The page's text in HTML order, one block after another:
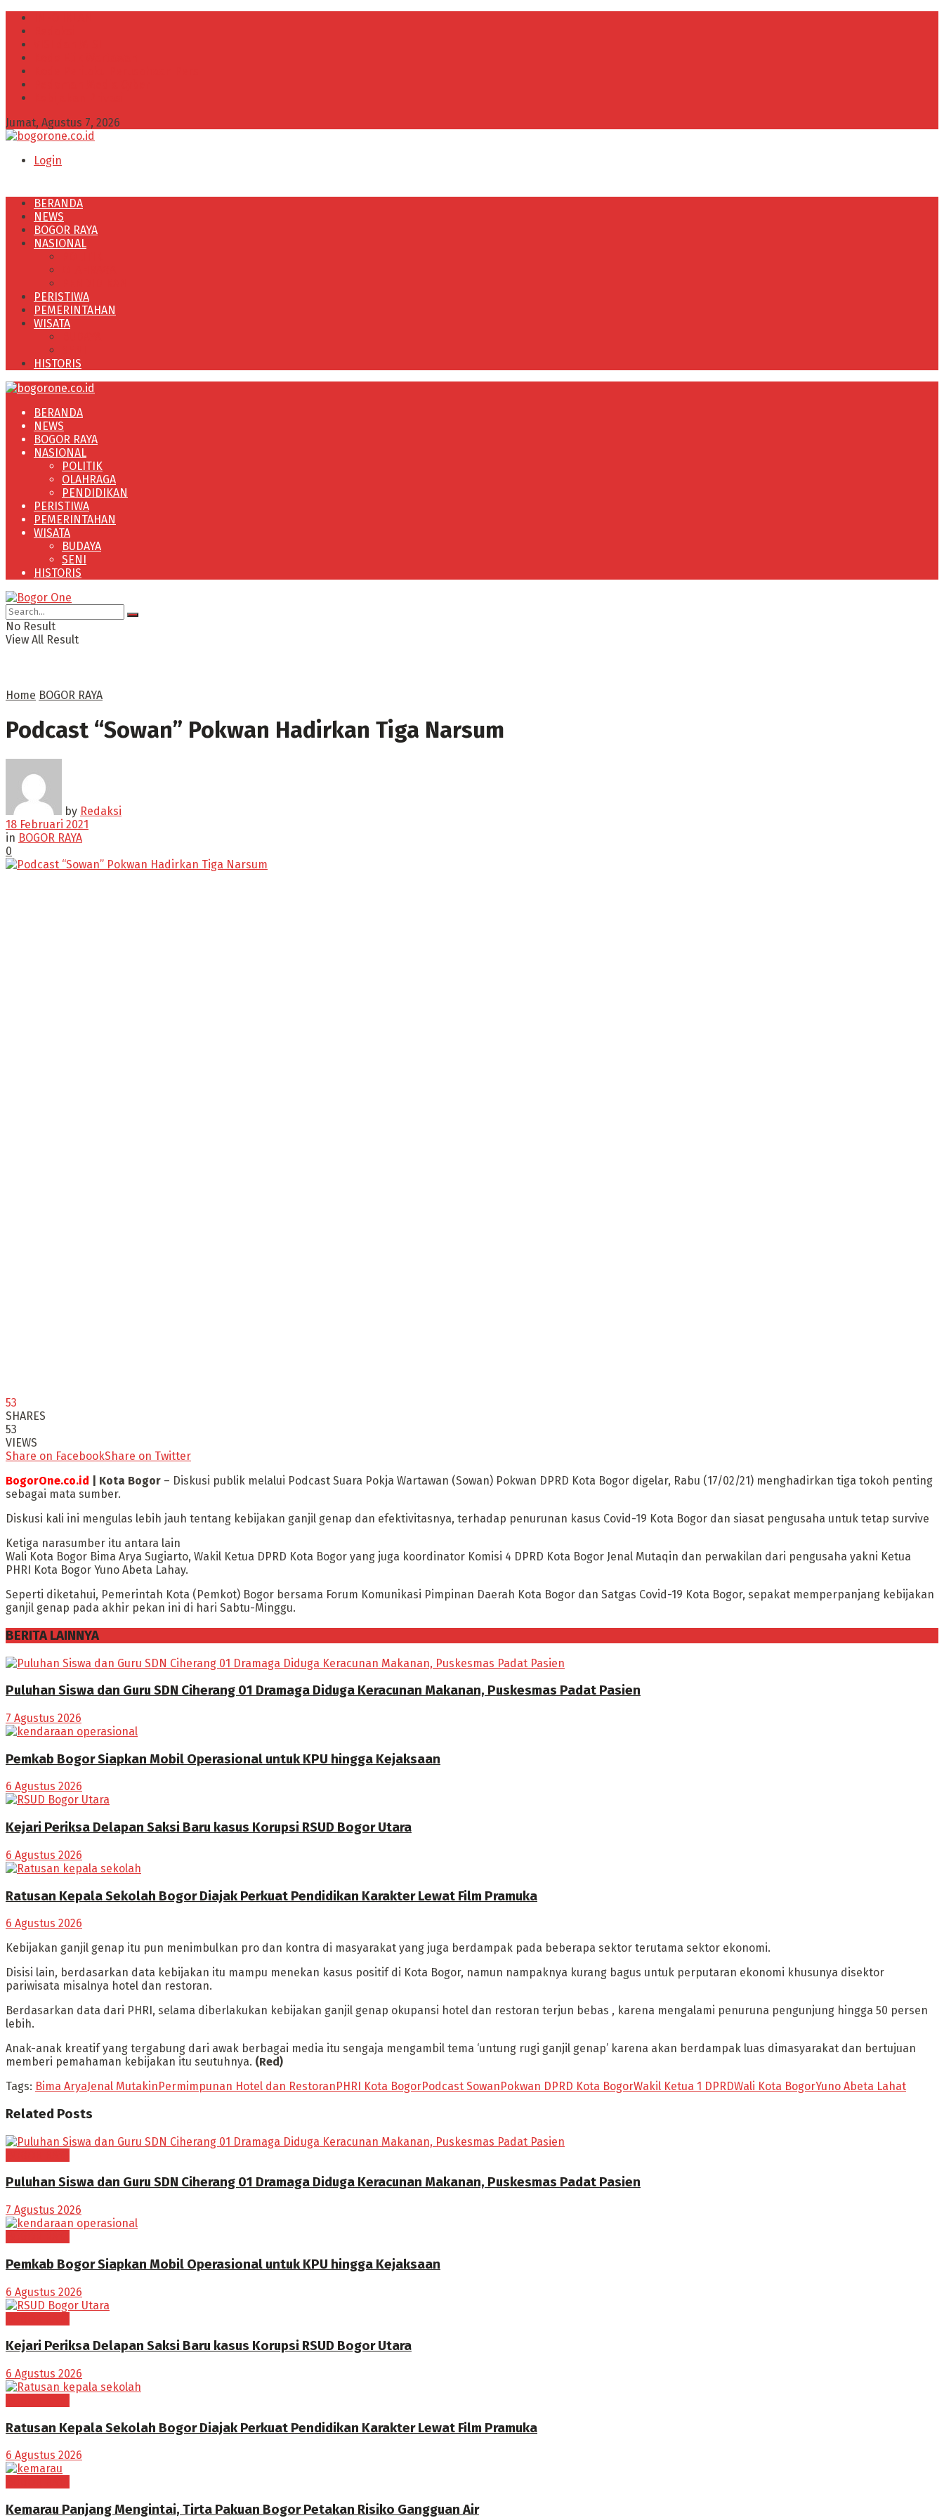
Jumat, Agustus 7, 2026
Login
BERANDA
NEWS
BOGOR RAYA
NASIONAL
PERISTIWA
PEMERINTAHAN
WISATA
HISTORIS
BERANDA
NEWS
BOGOR RAYA
NASIONAL
POLITIK
OLAHRAGA
PENDIDIKAN
PERISTIWA
PEMERINTAHAN
WISATA
BUDAYA
SENI
HISTORIS
No Result
View All Result
Home BOGOR RAYA
Podcast “Sowan” Pokwan Hadirkan Tiga Narsum
by Redaksi
18 Februari 2021
in BOGOR RAYA
0
53
SHARES
53
VIEWS
Share on FacebookShare on Twitter
BogorOne.co.id | Kota Bogor – Diskusi publik melalui Podcast Suara Pokja Wartawan (Sowan) Pokwan DPRD Kota Bogor digelar, Rabu (17/02/21) menghadirkan tiga tokoh penting
sebagai mata sumber.
Diskusi kali ini mengulas lebih jauh tentang kebijakan ganjil genap dan efektivitasnya, terhadap penurunan kasus Covid-19 Kota Bogor dan siasat pengusaha untuk tetap survive
Ketiga narasumber itu antara lain
Wali Kota Bogor Bima Arya Sugiarto, Wakil Ketua DPRD Kota Bogor yang juga koordinator Komisi 4 DPRD Kota Bogor Jenal Mutaqin dan perwakilan dari pengusaha yakni Ketua
PHRI Kota Bogor Yuno Abeta Lahay.
Seperti diketahui, Pemerintah Kota (Pemkot) Bogor bersama Forum Komunikasi Pimpinan Daerah Kota Bogor dan Satgas Covid-19 Kota Bogor, sepakat memperpanjang kebijakan
ganjil genap pada akhir pekan ini di hari Sabtu-Minggu.
BERITA LAINNYA
Puluhan Siswa dan Guru SDN Ciherang 01 Dramaga Diduga Keracunan Makanan, Puskesmas Padat Pasien
7 Agustus 2026
Pemkab Bogor Siapkan Mobil Operasional untuk KPU hingga Kejaksaan
6 Agustus 2026
Kejari Periksa Delapan Saksi Baru kasus Korupsi RSUD Bogor Utara
6 Agustus 2026
Ratusan Kepala Sekolah Bogor Diajak Perkuat Pendidikan Karakter Lewat Film Pramuka
6 Agustus 2026
Kebijakan ganjil genap itu pun menimbulkan pro dan kontra di masyarakat yang juga berdampak pada beberapa sektor terutama sektor ekonomi.
Disisi lain, berdasarkan data kebijakan itu mampu menekan kasus positif di Kota Bogor, namun nampaknya kurang bagus untuk perputaran ekonomi khusunya disektor
pariwisata misalnya hotel dan restoran.
Berdasarkan data dari PHRI, selama diberlakukan kebijakan ganjil genap okupansi hotel dan restoran terjun bebas , karena mengalami penuruna pengunjung hingga 50 persen
lebih.
Anak-anak kreatif yang tergabung dari awak berbagai media itu sengaja mengambil tema ‘untung rugi ganjil genap’ karena akan berdampak luas dimasyarakat dan bertujuan
memberi pemahaman kebijakan itu seutuhnya. (Red)
Tags: Bima AryaJenal Mutakin Permimpunan Hotel dan Restoran PHRI Kota BogorPodcast Sowan Pokwan DPRD Kota BogorWakil Ketua 1 DPRDWali Kota BogorYuno Abeta Lahat
Related Posts
Puluhan Siswa dan Guru SDN Ciherang 01 Dramaga Diduga Keracunan Makanan, Puskesmas Padat Pasien
7 Agustus 2026
Pemkab Bogor Siapkan Mobil Operasional untuk KPU hingga Kejaksaan
6 Agustus 2026
Kejari Periksa Delapan Saksi Baru kasus Korupsi RSUD Bogor Utara
6 Agustus 2026
Ratusan Kepala Sekolah Bogor Diajak Perkuat Pendidikan Karakter Lewat Film Pramuka
6 Agustus 2026
Kemarau Panjang Mengintai, Tirta Pakuan Bogor Petakan Risiko Gangguan Air